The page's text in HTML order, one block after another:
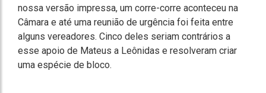
nossa versão impressa, um corre-corre aconteceu na
Câmara e até uma reunião de urgência foi feita entre
alguns vereadores. Cinco deles seriam contrários a
esse apoio de Mateus a Leônidas e resolveram criar
uma espécie de bloco.